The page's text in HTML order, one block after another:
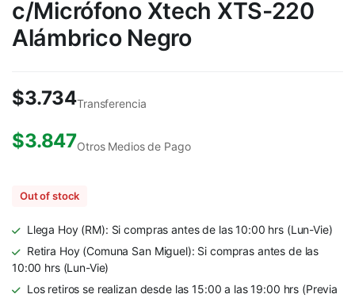
c/Micrófono Xtech XTS-220
Alámbrico Negro
$3.734Transferencia
$3.847Otros Medios de Pago
Out of stock
Llega Hoy (RM): Si compras antes de las 10:00 hrs (Lun-Vie)
Retira Hoy (Comuna San Miguel): Si compras antes de las
10:00 hrs (Lun-Vie)
Los retiros se realizan desde las 15:00 a las 19:00 hrs (Previa